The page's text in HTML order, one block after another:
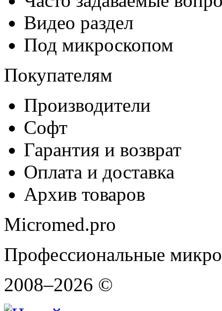
Видео раздел
Под микроскопом
Покупателям
Производители
Софт
Гарантия и возврат
Оплата и доставка
Архив товаров
Micromed.pro
Профессиональные
2008–2026 ©